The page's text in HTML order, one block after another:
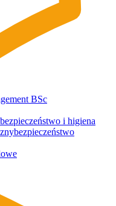
BSc
bezpieczeństwo i higiena
bezpieczeństwo